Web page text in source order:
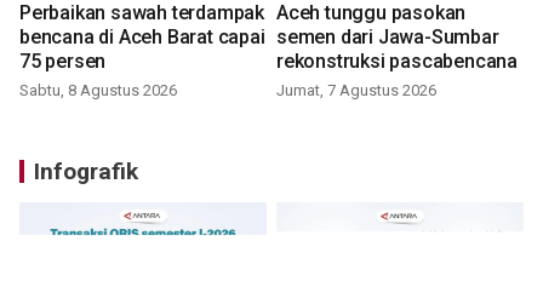
Perbaikan sawah terdampak
bencana di Aceh Barat capai
75 persen
Sabtu, 8 Agustus 2026
Aceh tunggu pasokan
semen dari Jawa-Sumbar
rekonstruksi pascabencana
Jumat, 7 Agustus 2026
Infografik